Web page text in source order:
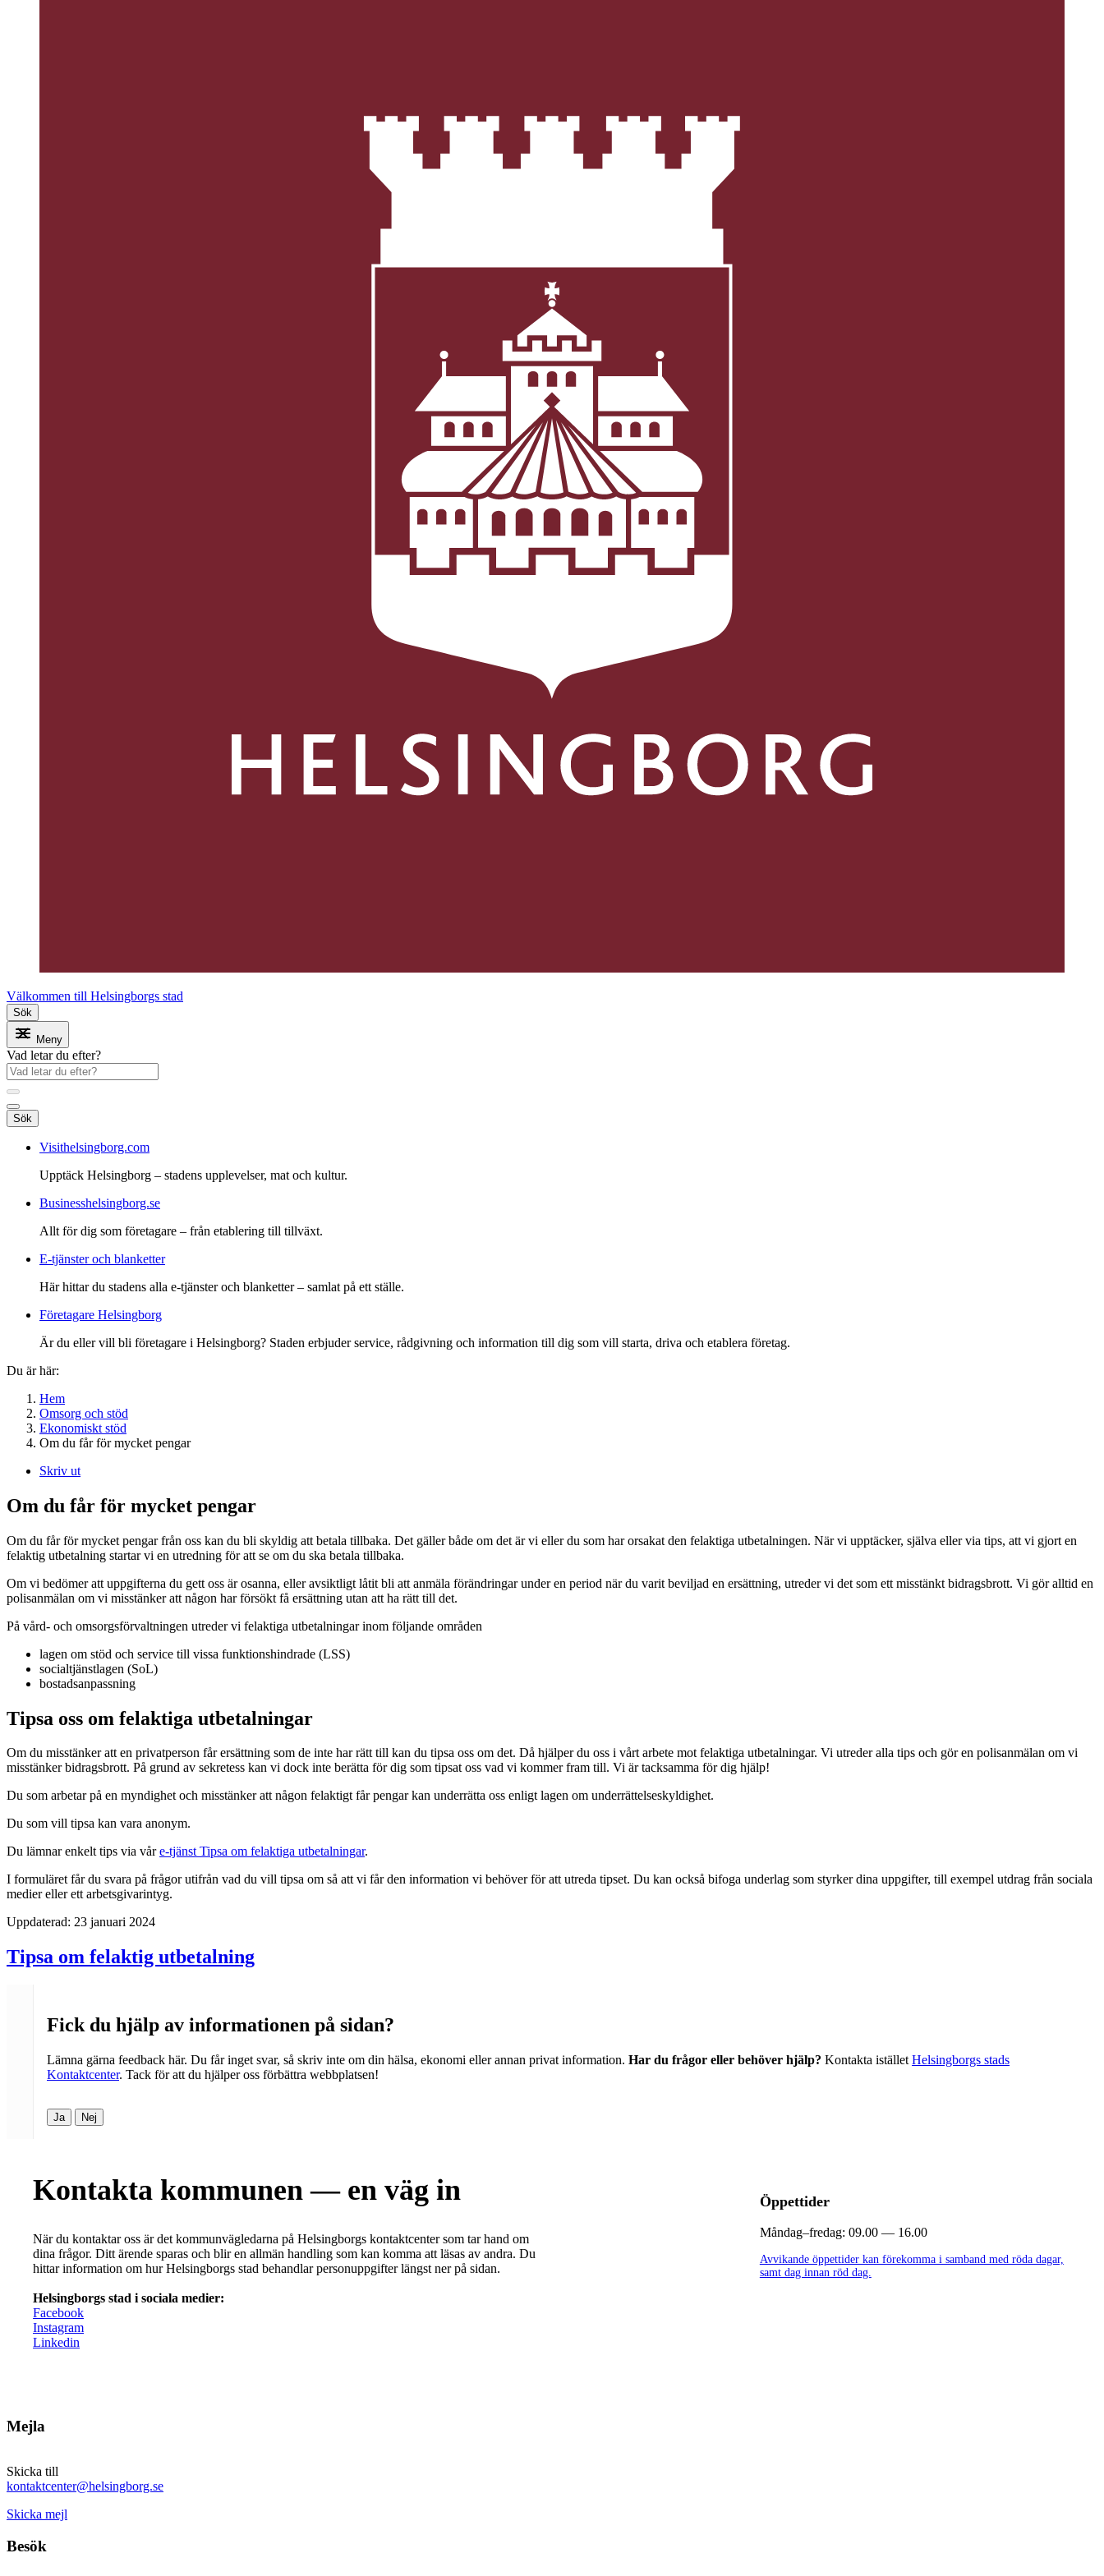
Välkommen till Helsingborgs stad
Sök
Meny
Vad letar du efter?
Sök
Visithelsingborg.com
Upptäck Helsingborg – stadens upplevelser, mat och kultur.
Businesshelsingborg.se
Allt för dig som företagare – från etablering till tillväxt.
E-tjänster och blanketter
Här hittar du stadens alla e-tjänster och blanketter – samlat på ett ställe.
Företagare Helsingborg
Är du eller vill bli företagare i Helsingborg? Staden erbjuder service, rådgivning och information till dig som vill starta, driva och etablera företag.
Du är här:
Hem
Omsorg och stöd
Ekonomiskt stöd
Om du får för mycket pengar
Skriv ut
Om du får för mycket pengar
Om du får för mycket pengar från oss kan du bli skyldig att betala tillbaka. Det gäller både om det är vi eller du som har orsakat den felaktiga utbetalningen. När vi upptäcker, själva eller via tips, att vi gjort en
felaktig utbetalning startar vi en utredning för att se om du ska betala tillbaka.
Om vi bedömer att uppgifterna du gett oss är osanna, eller avsiktligt låtit bli att anmäla förändringar under en period när du varit beviljad en ersättning, utreder vi det som ett misstänkt bidragsbrott. Vi gör alltid en
polisanmälan om vi misstänker att någon har försökt få ersättning utan att ha rätt till det.
På vård- och omsorgsförvaltningen utreder vi felaktiga utbetalningar inom följande områden
lagen om stöd och service till vissa funktionshindrade (LSS)
socialtjänstlagen (SoL)
bostadsanpassning
Tipsa oss om felaktiga utbetalningar
Om du misstänker att en privatperson får ersättning som de inte har rätt till kan du tipsa oss om det. Då hjälper du oss i vårt arbete mot felaktiga utbetalningar. Vi utreder alla tips och gör en polisanmälan om vi
misstänker bidragsbrott. På grund av sekretess kan vi dock inte berätta för dig som tipsat oss vad vi kommer fram till. Vi är tacksamma för dig hjälp!
Du som arbetar på en myndighet och misstänker att någon felaktigt får pengar kan underrätta oss enligt lagen om underrättelseskyldighet.
Du som vill tipsa kan vara anonym.
Du lämnar enkelt tips via våre-tjänst Tipsa om felaktiga utbetalningar.
I formuläret får du svara på frågor utifrån vad du vill tipsa om så att vi får den information vi behöver för att utreda tipset. Du kan också bifoga underlag som styrker dina uppgifter, till exempel utdrag från sociala
medier eller ett arbetsgivarintyg.
Uppdaterad: 23 januari 2024
Tipsa om felaktig utbetalning
Fick du hjälp av informationen på sidan?
Lämna gärna feedback här. Du får inget svar, så skriv inte om din hälsa, ekonomi eller annan privat information. Har du frågor eller behöver hjälp? Kontakta istället Helsingborgs stads
Kontaktcenter. Tack för att du hjälper oss förbättra webbplatsen!
Ja Nej
Kontakta kommunen — en väg in
När du kontaktar oss är det kommunvägledarna på Helsingborgs kontaktcenter som tar hand om
dina frågor. Ditt ärende sparas och blir en allmän handling som kan komma att läsas av andra. Du
hittar information om hur Helsingborgs stad behandlar personuppgifter längst ner på sidan.
Helsingborgs stad i sociala medier:
Facebook
Instagram
Linkedin
Öppettider
Måndag–fredag: 09.00 — 16.00
Avvikande öppettider kan förekomma i samband med röda dagar,
samt dag innan röd dag.
Mejla
Skicka till
kontaktcenter@helsingborg.se
Skicka mejl
Besök